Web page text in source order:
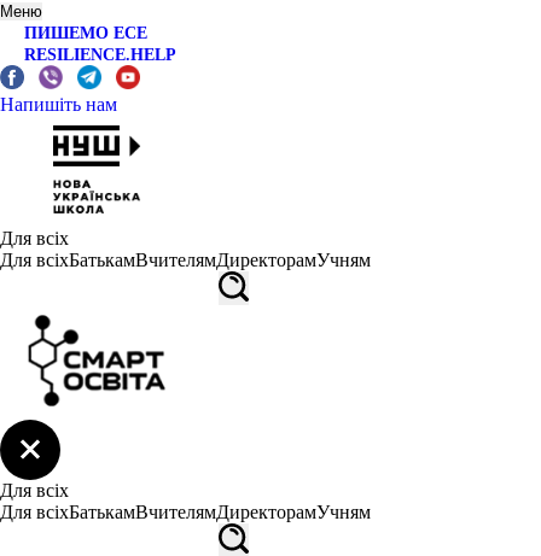
Меню
ПИШЕМО ЕСЕ
RESILIENCE.HELP
Напишіть нам
Для всіх
Для всіхБатькамВчителямДиректорамУчням
Для всіх
Для всіхБатькамВчителямДиректорамУчням